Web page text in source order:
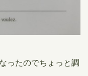
ったのでちょっと調